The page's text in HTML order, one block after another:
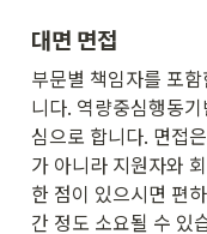
대면 면접
부문별 책임자를 포
니다. 역량중심행동
심으로 합니다. 면접
가 아니라 지원자와
한 점이 있으시면 편
간 정도 소요될 수 있